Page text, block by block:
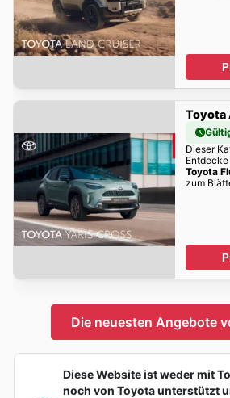
Toyota
Dieser
Toyota
zum
Die neuesten Angebote
Diese Website ist weder mit
noch von Toyota unterstützt